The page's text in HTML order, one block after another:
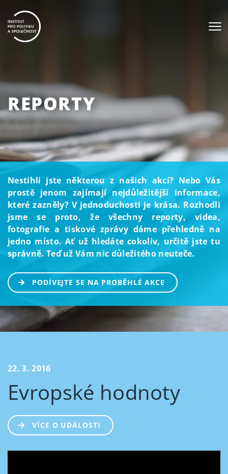
REPORTY
Nestihli jste některou z našich akcí? Nebo Vás
prostě jenom zajímají nejdůležitější informace,
které zazněly? V jednoduchosti je krása. Rozhodli
jsme se proto, že všechny reporty, videa,
fotografie a tiskové zprávy dáme přehledně na
jedno místo. Ať už hledáte cokoliv, určitě jste tu
správně. Teď už Vám nic důležitého neuteče.
PODÍVEJTE SE NA PROBĚHLÉ AKCE
22. 3. 2016
Evropské hodnoty
VÍCE O UDÁLOSTI